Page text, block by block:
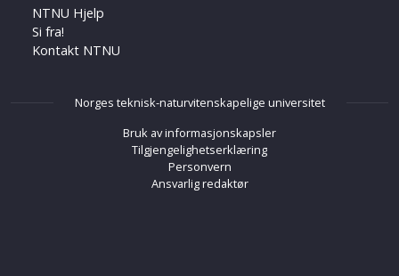
NTNU Hjelp
Si fra!
Kontakt NTNU
Norges teknisk-naturvitenskapelige universitet
Bruk av informasjonskapsler
Tilgjengelighetserklæring
Personvern
Ansvarlig redaktør